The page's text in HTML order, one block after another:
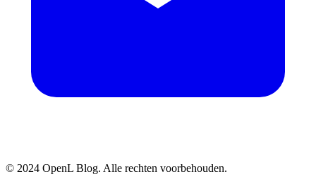
© 2024 OpenL Blog. Alle rechten voorbehouden.